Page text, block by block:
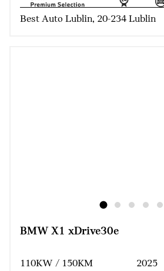
Best Auto Lublin, 20-234 Lublin
BMW X1 xDrive30e
110KW / 150KM
2025